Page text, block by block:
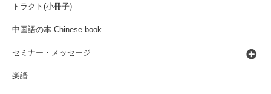
トラクト(小冊子)
中国語の本 Chinese book
セミナー・メッセージ
楽譜